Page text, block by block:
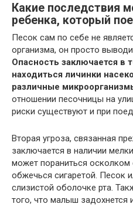
Какие последствия
ребенка, который
Песок сам по себе не
организма, он просто
Опасность заключается в
находиться личинки
различные
отношении песочницы на
риски существуют и при
Вторая угроза, связанная
заключается в наличии
может пораниться осколком
обжечься сигаретой. Песок
слизистой оболочке рта.
того, что малыш задохнется